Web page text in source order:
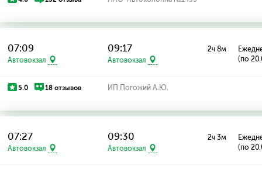
07:09
Автовокзал
09:17
Автовокзал
2ч 8м
(по
5.0 18 отзывов ИП Погожий А.Ю.
07:27
Автовокзал
09:30
Автовокзал
2ч 3м
(по